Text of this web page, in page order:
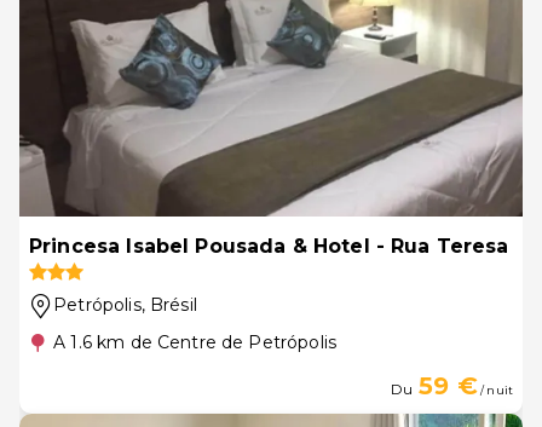
Princesa Isabel Pousada & Hotel - Rua Teresa
Petrópolis, Brésil
A 1.6 km de Centre de Petrópolis
Du 59 €/ nuit